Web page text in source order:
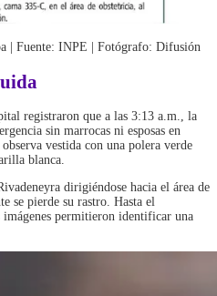
| Fuente: INPE | Fotógrafo: Difusión
registraron que a las 3:13 a.m., la
sin marrocas ni esposas en
vestida con una polera verde
blanca.
dirigiéndose hacia el área de
se pierde su rastro. Hasta el
permitieron identificar una